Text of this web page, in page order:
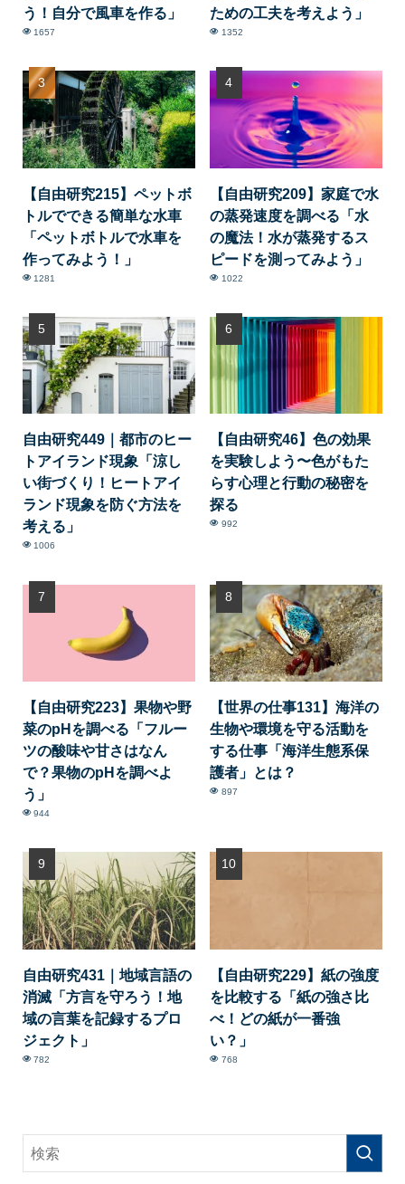
う！自分で風車を作る」
1657
ための工夫を考えよう」
1352
【自由研究215】ペットボ
トルでできる簡単な水車
「ペットボトルで水車を
作ってみよう！」
1281
【自由研究209】家庭で水
の蒸発速度を調べる「水
の魔法！水が蒸発するス
ピードを測ってみよう」
1022
自由研究449｜都市のヒー
トアイランド現象「涼し
い街づくり！ヒートアイ
ランド現象を防ぐ方法を
考える」
1006
【自由研究46】色の効果
を実験しよう〜色がもた
らす心理と行動の秘密を
探る
992
【自由研究223】果物や野
菜のpHを調べる「フルー
ツの酸味や甘さはなん
で？果物のpHを調べよ
う」
944
【世界の仕事131】海洋の
生物や環境を守る活動を
する仕事「海洋生態系保
護者」とは？
897
自由研究431｜地域言語の
消滅「方言を守ろう！地
域の言葉を記録するプロ
ジェクト」
782
【自由研究229】紙の強度
を比較する「紙の強さ比
べ！どの紙が一番強
い？」
768